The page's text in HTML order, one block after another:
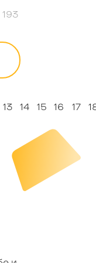
193
13 14 15 16 17